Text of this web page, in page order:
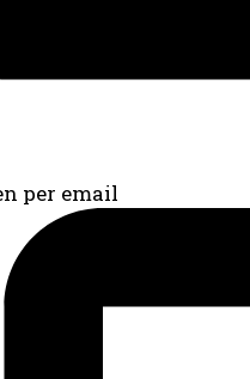
per email